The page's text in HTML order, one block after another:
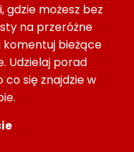
gdzie możesz bez
na przeróżne
komentuj bieżące
Udzielaj porad
się znajdzie w